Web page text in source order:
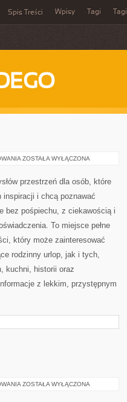
Spis Treści Wpisy Tagi Tagi
MAROKO
ZOSTAŁA WYŁĄCZONA
przestrzeń dla osób, które
i chcą poznawać
bez pośpiechu, z ciekawością i
To miejsce pełne
który może zainteresować
rodzinny urlop, jak i tych,
kuchni, historii oraz
z lekkim, przystępnym
BROŃ
ZOSTAŁA WYŁĄCZONA